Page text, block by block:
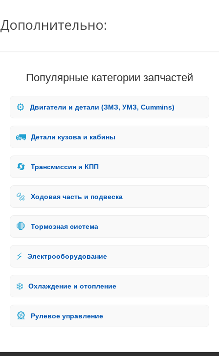
Дополнительно:
Популярные категории запчастей
⚙️ Двигатели и детали (ЗМЗ, УМЗ, Cummins)
🚛 Детали кузова и кабины
🔄 Трансмиссия и КПП
🔩 Ходовая часть и подвеска
🛑 Тормозная система
⚡ Электрооборудование
❄️ Охлаждение и отопление
🎡 Рулевое управление